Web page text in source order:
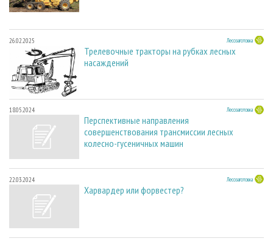
26.02.2025 Лесозаготовка
Трелевочные тракторы на рубках лесных
насаждений
18.05.2024 Лесозаготовка
Перспективные направления
совершенствования трансмиссии лесных
колесно-гусеничных машин
22.03.2024 Лесозаготовка
Харвардер или форвестер?